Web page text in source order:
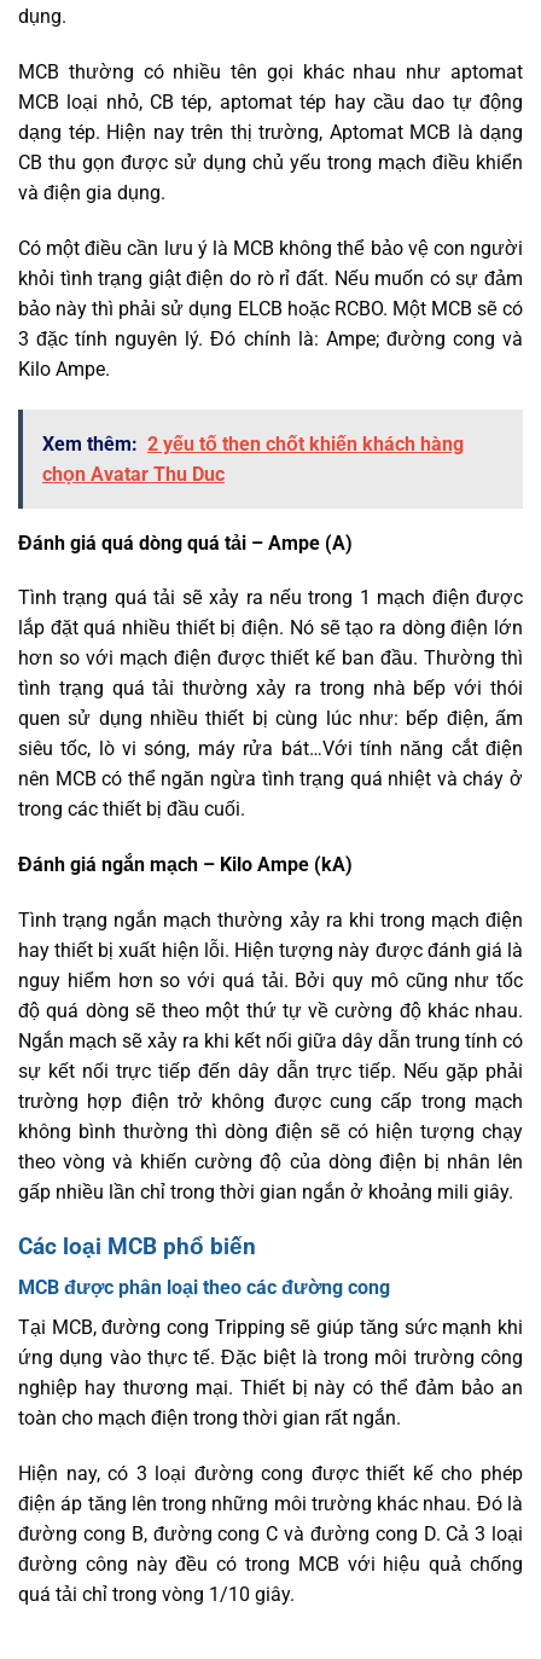
dụng.
MCB thường có nhiều tên gọi khác nhau như aptomat
MCB loại nhỏ, CB tép, aptomat tép hay cầu dao tự động
dạng tép. Hiện nay trên thị trường, Aptomat MCB là dạng
CB thu gọn được sử dụng chủ yếu trong mạch điều khiển
và điện gia dụng.
Có một điều cần lưu ý là MCB không thể bảo vệ con người
khỏi tình trạng giật điện do rò rỉ đất. Nếu muốn có sự đảm
bảo này thì phải sử dụng ELCB hoặc RCBO. Một MCB sẽ có
3 đặc tính nguyên lý. Đó chính là: Ampe; đường cong và
Kilo Ampe.
Xem thêm: 2 yếu tố then chốt khiến khách hàng
chọn Avatar Thu Duc
Đánh giá quá dòng quá tải – Ampe (A)
Tình trạng quá tải sẽ xảy ra nếu trong 1 mạch điện được
lắp đặt quá nhiều thiết bị điện. Nó sẽ tạo ra dòng điện lớn
hơn so với mạch điện được thiết kế ban đầu. Thường thì
tình trạng quá tải thường xảy ra trong nhà bếp với thói
quen sử dụng nhiều thiết bị cùng lúc như: bếp điện, ấm
siêu tốc, lò vi sóng, máy rửa bát…Với tính năng cắt điện
nên MCB có thể ngăn ngừa tình trạng quá nhiệt và cháy ở
trong các thiết bị đầu cuối.
Đánh giá ngắn mạch – Kilo Ampe (kA)
Tình trạng ngắn mạch thường xảy ra khi trong mạch điện
hay thiết bị xuất hiện lỗi. Hiện tượng này được đánh giá là
nguy hiểm hơn so với quá tải. Bởi quy mô cũng như tốc
độ quá dòng sẽ theo một thứ tự về cường độ khác nhau.
Ngắn mạch sẽ xảy ra khi kết nối giữa dây dẫn trung tính có
sự kết nối trực tiếp đến dây dẫn trực tiếp. Nếu gặp phải
trường hợp điện trở không được cung cấp trong mạch
không bình thường thì dòng điện sẽ có hiện tượng chạy
theo vòng và khiến cường độ của dòng điện bị nhân lên
gấp nhiều lần chỉ trong thời gian ngắn ở khoảng mili giây.
Các loại MCB phổ biến
MCB được phân loại theo các đường cong
Tại MCB, đường cong Tripping sẽ giúp tăng sức mạnh khi
ứng dụng vào thực tế. Đặc biệt là trong môi trường công
nghiệp hay thương mại. Thiết bị này có thể đảm bảo an
toàn cho mạch điện trong thời gian rất ngắn.
Hiện nay, có 3 loại đường cong được thiết kế cho phép
điện áp tăng lên trong những môi trường khác nhau. Đó là
đường cong B, đường cong C và đường cong D. Cả 3 loại
đường công này đều có trong MCB với hiệu quả chống
quá tải chỉ trong vòng 1/10 giây.